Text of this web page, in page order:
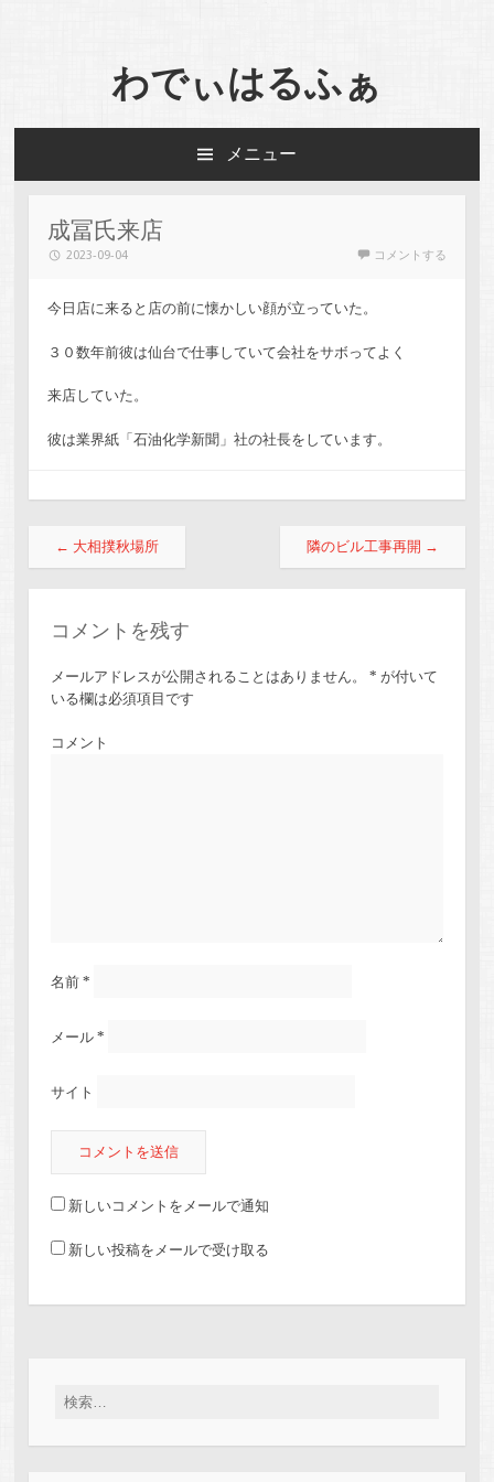
わでぃはるふぁ
メニュー
成冨氏来店
2023-09-04 コメントする
今日店に来ると店の前に懐かしい顔が立っていた。
３０数年前彼は仙台で仕事していて会社をサボってよく
来店していた。
彼は業界紙「石油化学新聞」社の社長をしています。
投稿ナビゲーション
← 大相撲秋場所 隣のビル工事再開 →
コメントを残す
メールアドレスが公開されることはありません。 * が付いて
いる欄は必須項目です
コメント
名前 *
メール *
サイト
新しいコメントをメールで通知
新しい投稿をメールで受け取る
検索: